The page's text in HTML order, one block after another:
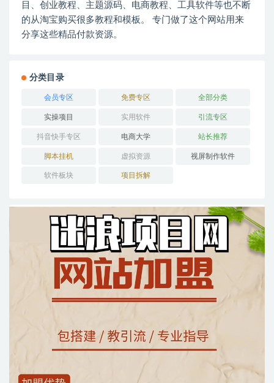
目、创业教程、主题源码、电商教程、工具软件等也不断
的从淘宝购买很多教程和模板。 专门做了这个网站用来
分享这些精品付款资源。
分类目录
会员专区 免费专区 全部分类
实操项目 实用软件 引流专区
抖音快手专区 电商大学 站长推荐
脚本挂机 虚拟资源 视屏制作软件
软件板块 项目拆解